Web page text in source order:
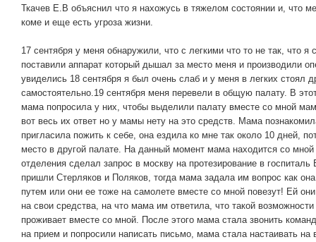
Ткачев Е.В объяснил что я нахожусь в тяжелом состоянии и, что
коме и еще есть угроза жизни.
17 сентября у меня обнаружили, что с легкими что то не так, что
поставили аппарат который дышал за место меня и производили
увиделись 18 сентября я был очень слаб и у меня в легких стоял
самостоятельно.19 сентября меня перевели в общую палату. В
мама попросила у них, чтобы выделили палату вместе со мной
вот весь их ответ но у мамы нету на это средств. Мама
пригласила пожить к себе, она ездила ко мне так около 10 дней,
место в другой палате. На данный момент мама находится со
отделения сделал запрос в москву на протезирование в
пришли Стерляков и Поляков, тогда мама задала им вопрос как
путем или они ее тоже на самолете вместе со мной повезут! Ей
на свои средства, на что мама им ответила, что такой
проживает вместе со мной. После этого мама стала звонить
на прием и попросили написать письмо, мама стала настаивать на